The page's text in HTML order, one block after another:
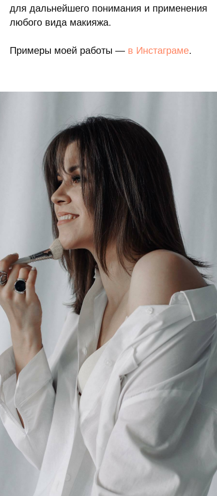
для дальнейшего понимания и применения
любого вида макияжа.
Примеры моей работы — в Инстаграме.